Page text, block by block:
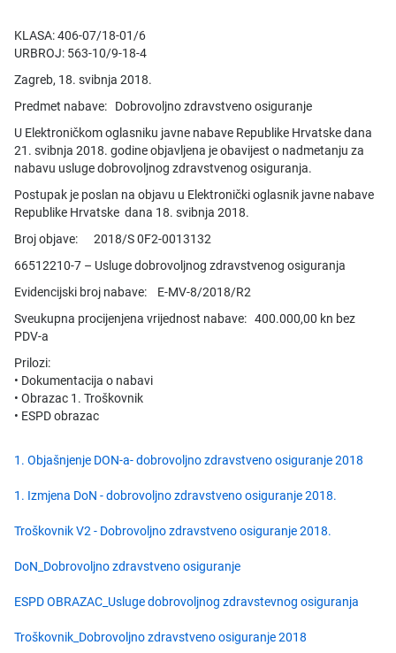
KLASA: 406-07/18-01/6
URBROJ: 563-10/9-18-4
Zagreb, 18. svibnja 2018.
Predmet nabave: Dobrovoljno zdravstveno osiguranje
U Elektroničkom oglasniku javne nabave Republike Hrvatske dana
21. svibnja 2018. godine objavljena je obavijest o nadmetanju za
nabavu usluge dobrovoljnog zdravstvenog osiguranja.
Postupak je poslan na objavu u Elektronički oglasnik javne nabave
Republike Hrvatske dana 18. svibnja 2018.
Broj objave: 2018/S 0F2-0013132
66512210-7 – Usluge dobrovoljnog zdravstvenog osiguranja
Evidencijski broj nabave: E-MV-8/2018/R2
Sveukupna procijenjena vrijednost nabave: 400.000,00 kn bez
PDV-a
Prilozi:
• Dokumentacija o nabavi
• Obrazac 1. Troškovnik
• ESPD obrazac
1. Objašnjenje DON-a- dobrovoljno zdravstveno osiguranje 2018
1. Izmjena DoN - dobrovoljno zdravstveno osiguranje 2018.
Troškovnik V2 - Dobrovoljno zdravstveno osiguranje 2018.
DoN_Dobrovoljno zdravstveno osiguranje
ESPD OBRAZAC_Usluge dobrovoljnog zdravstevnog osiguranja
Troškovnik_Dobrovoljno zdravstveno osiguranje 2018